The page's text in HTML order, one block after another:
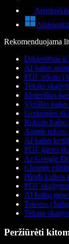
Rekomenduojama
Diktavimas ir
AI balso
PDF teksto į
Teksto
Moteriško
Vyriško balso
Geriausios
Roboto balso
Anime teksto
AI balso
PDF garso
Ar Google
Chrome
Hindi kalbos
PDF
AI balsų
Tekstas į balsą
Teksto
Peržiūrėti